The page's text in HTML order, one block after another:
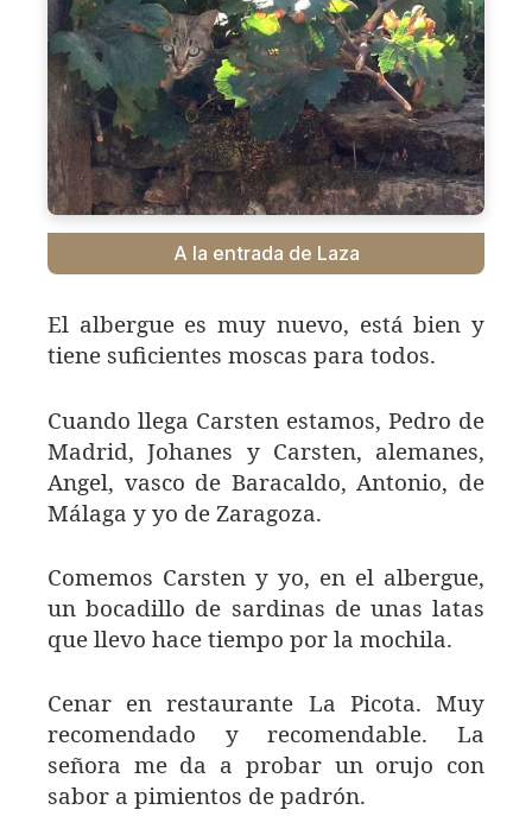
A la entrada de Laza
El albergue es muy nuevo, está bien y
tiene suficientes moscas para todos.
Cuando llega Carsten estamos, Pedro de
Madrid, Johanes y Carsten, alemanes,
Angel, vasco de Baracaldo, Antonio, de
Málaga y yo de Zaragoza.
Comemos Carsten y yo, en el albergue,
un bocadillo de sardinas de unas latas
que llevo hace tiempo por la mochila.
Cenar en restaurante La Picota. Muy
recomendado y recomendable. La
señora me da a probar un orujo con
sabor a pimientos de padrón.